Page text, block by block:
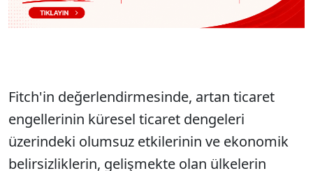
Fitch'in değerlendirmesinde, artan ticaret
engellerinin küresel ticaret dengeleri
üzerindeki olumsuz etkilerinin ve ekonomik
belirsizliklerin, gelişmekte olan ülkelerin